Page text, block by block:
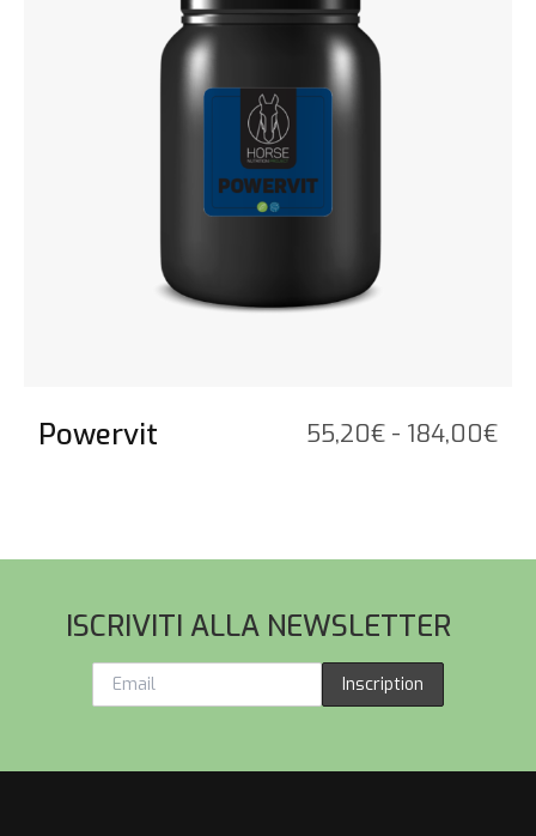
Powervit 55,20€ - 184,00€
ISCRIVITI ALLA NEWSLETTER
Inscription